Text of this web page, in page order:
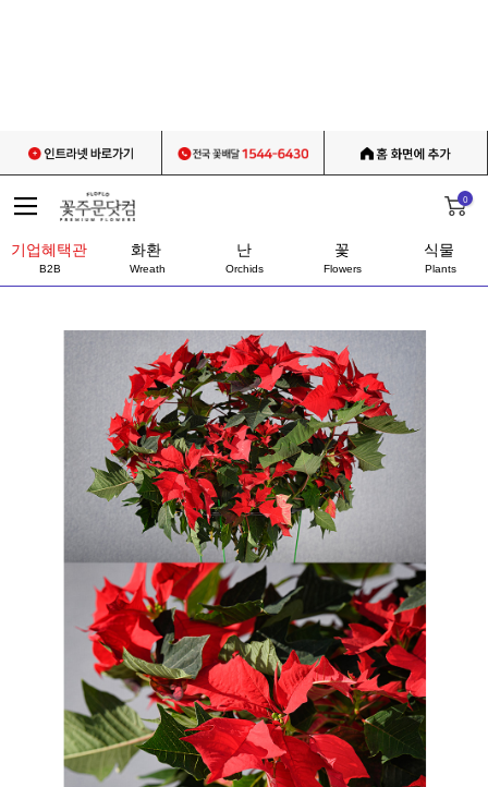
0
기업혜택관
B2B
화환
Wreath
난
Orchids
꽃
Flowers
식물
Plants